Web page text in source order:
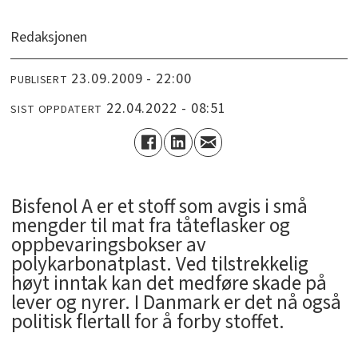
Redaksjonen
PUBLISERT 23.09.2009 - 22:00
SIST OPPDATERT 22.04.2022 - 08:51
Bisfenol A er et stoff som avgis i små
mengder til mat fra tåteflasker og
oppbevaringsbokser av
polykarbonatplast. Ved tilstrekkelig
høyt inntak kan det medføre skade på
lever og nyrer. I Danmark er det nå også
politisk flertall for å forby stoffet.